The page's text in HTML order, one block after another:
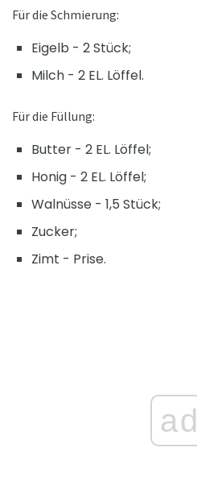
Für die Schmierung:
Eigelb - 2 Stück;
Milch - 2 EL. Löffel.
Für die Füllung:
Butter - 2 EL. Löffel;
Honig - 2 EL. Löffel;
Walnüsse - 1,5 Stück;
Zucker;
Zimt - Prise.
ad